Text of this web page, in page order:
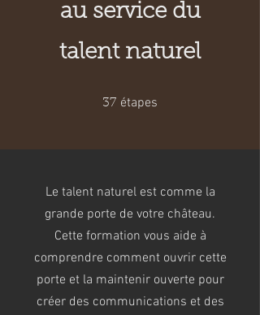
au service du
talent naturel
37 étapes
Le talent naturel est comme la
grande porte de votre château.
Cette formation vous aide à
comprendre comment ouvrir cette
porte et la maintenir ouverte pour
créer des communications et des